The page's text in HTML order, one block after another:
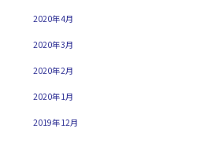
2020年4月
2020年3月
2020年2月
2020年1月
2019年12月